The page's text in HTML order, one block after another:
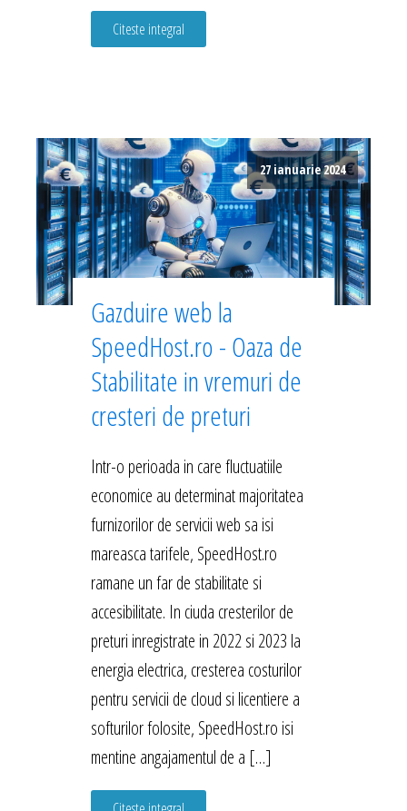
Citeste integral
27 ianuarie 2024
Gazduire web la
SpeedHost.ro - Oaza de
Stabilitate in vremuri de
cresteri de preturi
Intr-o perioada in care fluctuatiile
economice au determinat majoritatea
furnizorilor de servicii web sa isi
mareasca tarifele, SpeedHost.ro
ramane un far de stabilitate si
accesibilitate. In ciuda cresterilor de
preturi inregistrate in 2022 si 2023 la
energia electrica, cresterea costurilor
pentru servicii de cloud si licentiere a
softurilor folosite, SpeedHost.ro isi
mentine angajamentul de a […]